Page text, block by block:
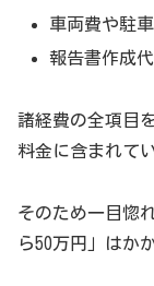
車両費や駐
報告書作成
諸経費の全項目
料金に含まれて
そのため一目惚
ら50万円」はか